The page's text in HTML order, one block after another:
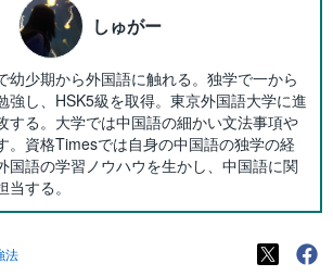
しゅがー
幼少期から外国語に触れる。独学で一から
強し、HSK5級を取得。東京外国語大学に進
する。大学では中国語の細かい文法事項や
。資格Timesでは自身の中国語の独学の経
国語の学習ノウハウを生かし、中国語に関
する。
法